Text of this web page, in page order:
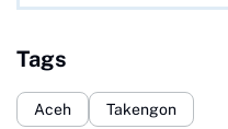
Tags
Aceh Takengon